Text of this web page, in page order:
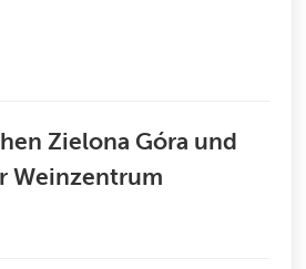
Zielona Góra und
Weinzentrum